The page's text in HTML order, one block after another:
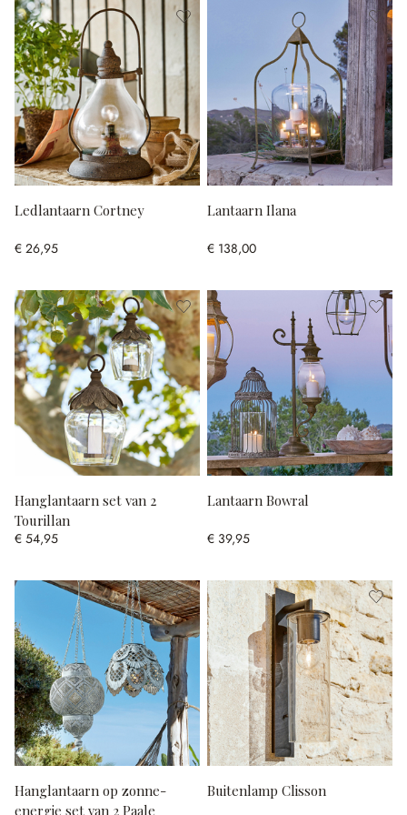
Ledlantaarn Cortney
€ 26,95
Lantaarn Ilana
€ 138,00
Hanglantaarn set van 2
Tourillan
€ 54,95
Lantaarn Bowral
€ 39,95
Hanglantaarn op zonne-
energie set van 2 Paale
Buitenlamp Clisson